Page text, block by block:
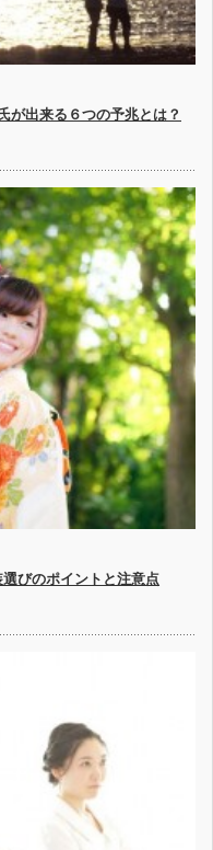
が出来る６つの予兆とは？
びのポイントと注意点